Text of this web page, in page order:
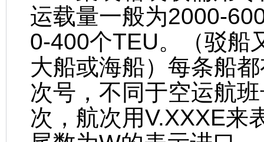
运载量一般为2000-
0-400个TEU。（驳船
大船或海船）每条船
次号，不同于空运航
次，航次用V.XXXE来